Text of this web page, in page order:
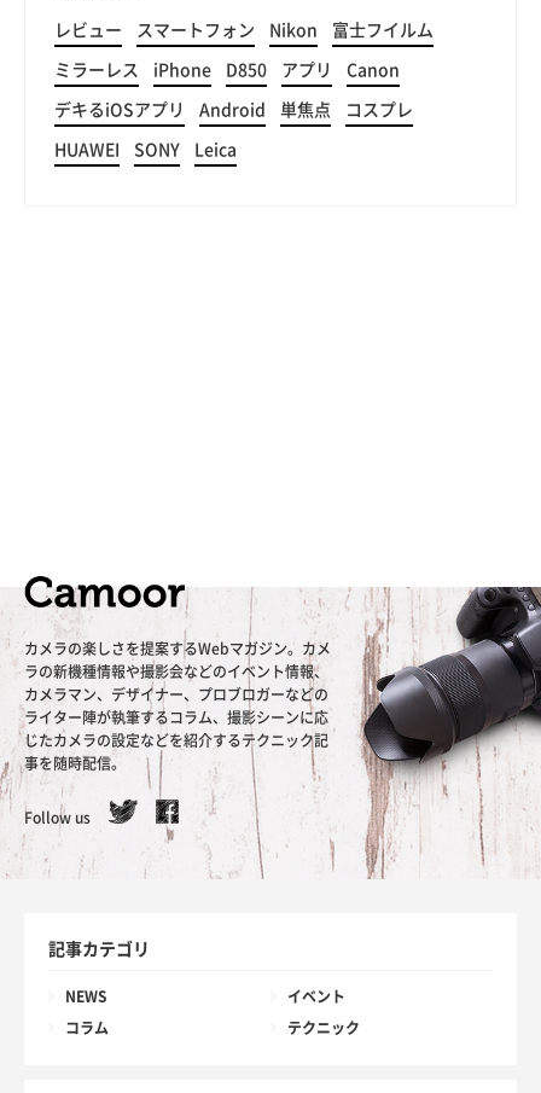
レビュー スマートフォン Nikon 富士フイルム
ミラーレス iPhone D850 アプリ Canon
デキるiOSアプリ Android 単焦点 コスプレ
HUAWEI SONY Leica
カメラの楽しさを提案するWebマガジン。カメ
ラの新機種情報や撮影会などのイベント情報、
カメラマン、デザイナー、プロブロガーなどの
ライター陣が執筆するコラム、撮影シーンに応
じたカメラの設定などを紹介するテクニック記
事を随時配信。
Follow us
記事カテゴリ
NEWS イベント
コラム テクニック